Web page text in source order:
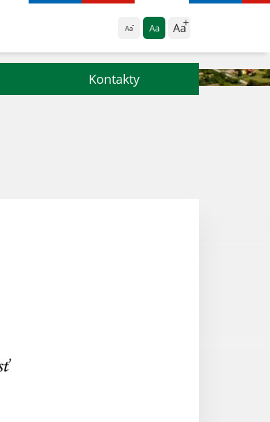
Aa Aa Aa
Kontakty